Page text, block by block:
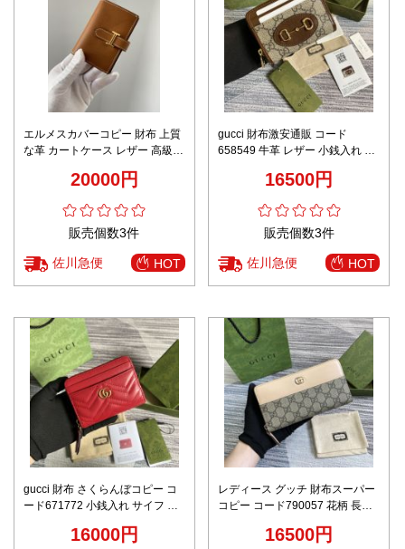
エルメスカバーコピー 財布 上質
な革 カートケース レザー 高級感
20000円
販売個数3件
佐川急便 HOT
gucci 財布激安通販 コード
658549 牛革 レザー 小銭入れ 財
16500円
販売個数3件
佐川急便 HOT
gucci 財布 さくらんぼコピー コ
ード671772 小銭入れ サイフ コ
16000円
レディース グッチ 財布スーパー
コピー コード790057 花柄 長財
ズ ブラウン16500円